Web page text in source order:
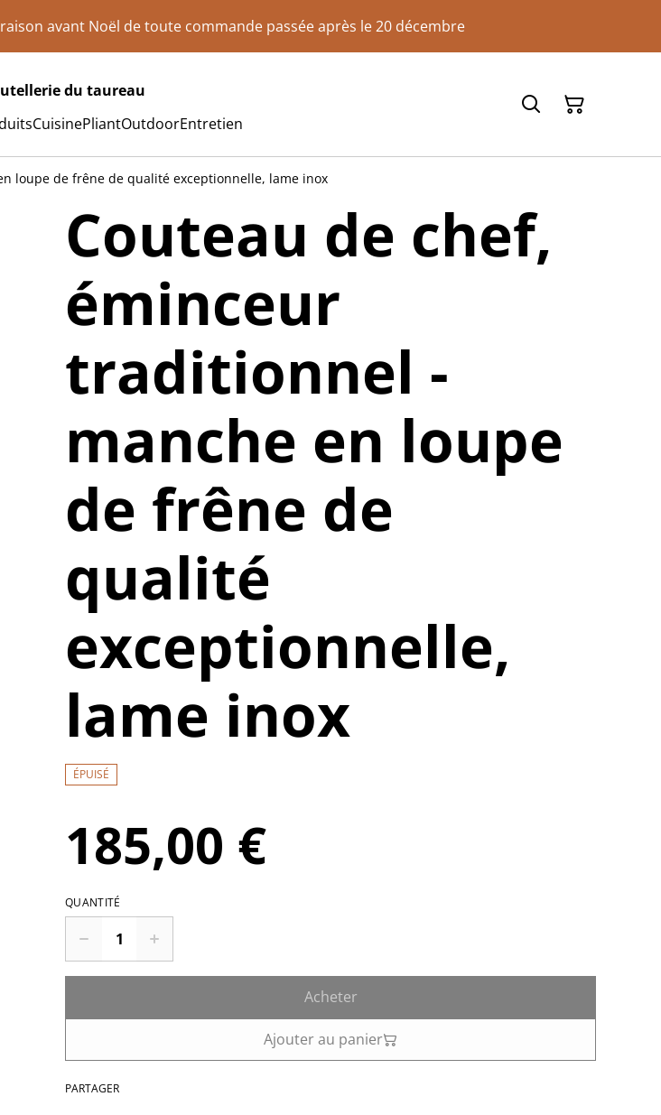
avant Noël de toute commande passée après le 20 décembre
du taureau
CuisinePliantOutdoorEntretien
loupe de frêne de qualité exceptionnelle, lame inox
Couteau de chef,
éminceur
traditionnel -
manche en loupe
de frêne de
qualité
exceptionnelle,
lame inox
ÉPUISÉ
185,00 €
QUANTITÉ
Acheter
Ajouter au panier
PARTAGER